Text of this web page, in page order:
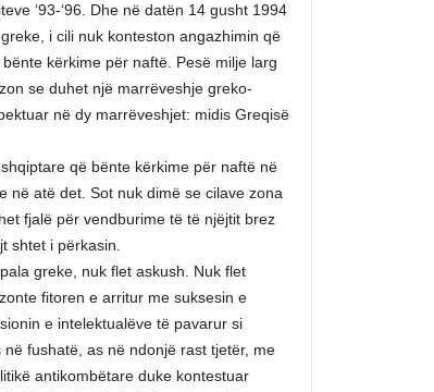
‘93-‘96. Dhe në datën 14 gusht 1994
i cili nuk konteston angazhimin që
kërkime për naftë. Pesë milje larg
se duhet një marrëveshje greko-
në dy marrëveshjet: midis Greqisë
që bënte kërkime për naftë në
në atë det. Sot nuk dimë se cilave zona
fjalë për vendburime të të njëjtit brez
shtet i përkasin.
greke, nuk flet askush. Nuk flet
fitoren e arritur me suksesin e
e intelektualëve të pavarur si
fushatë, as në ndonjë rast tjetër, me
antikombëtare duke kontestuar